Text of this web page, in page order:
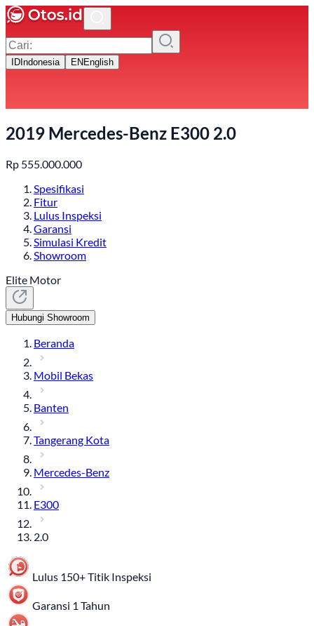
ID Indonesia EN English
2019 Mercedes-Benz E300 2.0
Rp 555.000.000
Spesifikasi
Fitur
Lulus Inspeksi
Garansi
Simulasi Kredit
Showroom
Elite Motor
Hubungi Showroom
Beranda
Mobil Bekas
Banten
Tangerang Kota
Mercedes-Benz
E300
2.0
Lulus 150+ Titik Inspeksi
Garansi 1 Tahun